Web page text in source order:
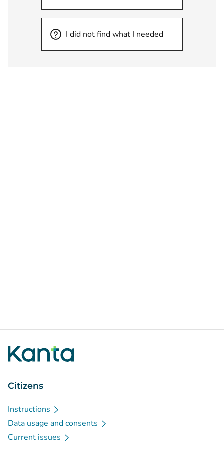
I did not find what I needed
Citizens
Instructions
Data usage and consents
Current issues